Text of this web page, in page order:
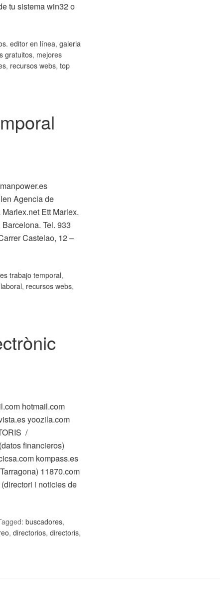
tu sistema win32 o
editor en línea, galeria
gratuitos, mejores
, recursos webs, top
Agencia de
Ett Marlex.
Tel. 933
Castelao, 12 –
trabajo temporal,
, recursos webs,
hotmail.com
yoozila.com
/
financieros)
kompass.es
11870.com
i noticies de
buscadores,
, directorios, directoris,